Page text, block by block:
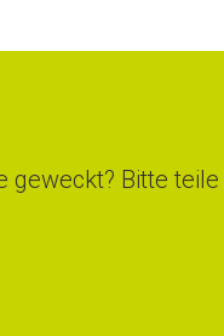
geweckt? Bitte